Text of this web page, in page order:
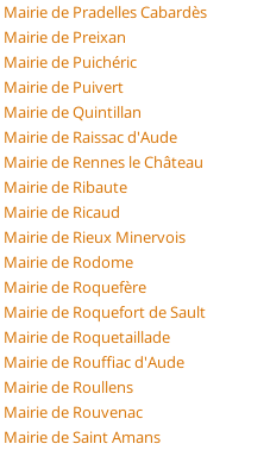
Mairie de Pradelles Cabardès
Mairie de Preixan
Mairie de Puichéric
Mairie de Puivert
Mairie de Quintillan
Mairie de Raissac d'Aude
Mairie de Rennes le Château
Mairie de Ribaute
Mairie de Ricaud
Mairie de Rieux Minervois
Mairie de Rodome
Mairie de Roquefère
Mairie de Roquefort de Sault
Mairie de Roquetaillade
Mairie de Rouffiac d'Aude
Mairie de Roullens
Mairie de Rouvenac
Mairie de Saint Amans